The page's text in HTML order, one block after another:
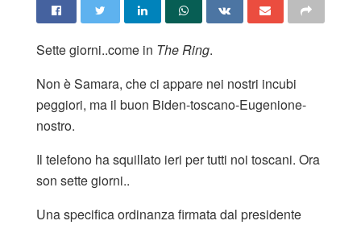
Sette giorni..come in The Ring.
Non è Samara, che ci appare nei nostri incubi
peggiori, ma il buon Biden-toscano-Eugenione-
nostro.
Il telefono ha squillato ieri per tutti noi toscani. Ora
son sette giorni..
Una specifica ordinanza firmata dal presidente